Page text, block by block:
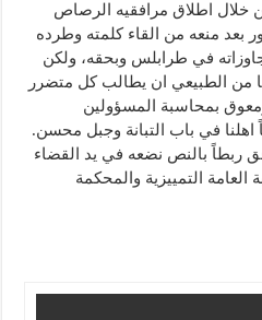
خلال اطلاق مرافقيه الرصاص
بعد منعه من القاء كلمته وطرده
في طرابلس وبحقه، ولكن
من الطبيعي ان يطالب كل متضرر
بمحاسبة المسؤولين
في باب التبانة وجبل محسن.
ربطاً بالنص نضعه في يد القضاء
العامة التمييزية والمحكمة